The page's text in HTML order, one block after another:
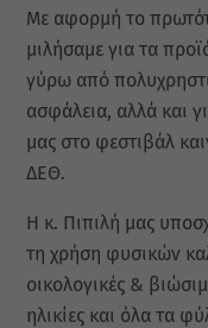
Με αφορμή το
μιλήσαμε για τα
γύρω από
ασφάλεια, αλλά και
μας στο φεστιβάλ
ΔΕΘ.
Η κ. Πιπιλή μας
τη χρήση φυσικών
οικολογικές &
ηλικίες και όλα τα